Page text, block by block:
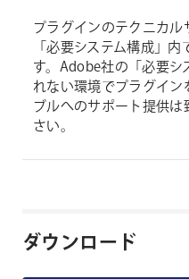
プラグインのテクニカ
「必要システム構成」
す。Adobe社の「必要シ
れない環境でプラグイン
ブルへのサポート提供
さい。
ダウンロード